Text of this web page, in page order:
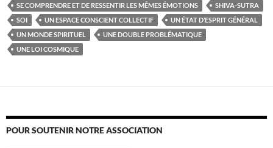
SE COMPRENDRE ET DE RESSENTIR LES MÊMES ÉMOTIONS
SHIVA-SUTRA
SOI
UN ESPACE CONSCIENT COLLECTIF
UN ÉTAT D’ESPRIT GÉNÉRAL
UN MONDE SPIRITUEL
UNE DOUBLE PROBLÉMATIQUE
UNE LOI COSMIQUE
POUR SOUTENIR NOTRE ASSOCIATION